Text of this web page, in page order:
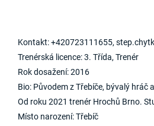
Kontakt: +420723111655,
Trenérská licence: 3. Třída, Trenér
Rok dosažení: 2016
Bio: Původem z Třebíče, bývalý hráč
Od roku 2021 trenér Hrochů Brno.
Místo narození: Třebíč